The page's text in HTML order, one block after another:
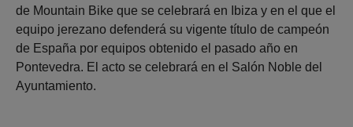
de Mountain Bike que se celebrará en Ibiza y en el que el
equipo jerezano defenderá su vigente título de campeón
de España por equipos obtenido el pasado año en
Pontevedra. El acto se celebrará en el Salón Noble del
Ayuntamiento.